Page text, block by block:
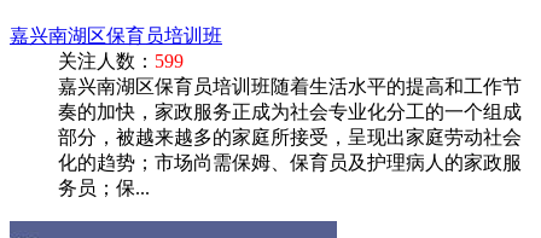
嘉兴南湖区保育员培训班
关注人数： 599
嘉兴南湖区保育员培训班随着生活水平的提高和工作节
奏的加快，家政服务正成为社会专业化分工的一个组成
部分，被越来越多的家庭所接受，呈现出家庭劳动社会
化的趋势；市场尚需保姆、保育员及护理病人的家政服
务员；保...